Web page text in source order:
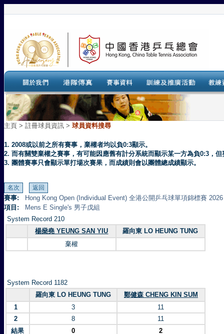
主頁 > 註冊球員資訊 > 球員資料搜尋
1. 2008或以前之所有賽事，棄權者均以負0:3顯示。
2. 而有關雙棄權之賽事，有可能因應舊有計分系統而顯示某一方為負0:3，
3. 團體賽事只會顯示單打場次賽果，而成績則會以團體總成績顯示。
賽事:
Hong Kong Open (Individual Event) 全港公開乒乓球單項錦標賽 2026
項目:
Mens E Single's 男子戊組
System Record 210
楊燊堯 YEUNG SAN YIU
羅向東 LO HEUNG TUNG
棄權
System Record 1182
羅向東 LO HEUNG TUNG
鄭健森 CHENG KIN SUM
1
3
11
2
8
11
結果
0 2